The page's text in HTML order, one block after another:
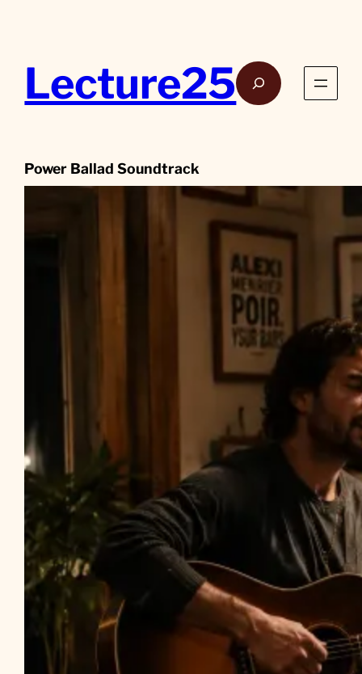
Lecture25Rech
Power Ballad Soundtrack